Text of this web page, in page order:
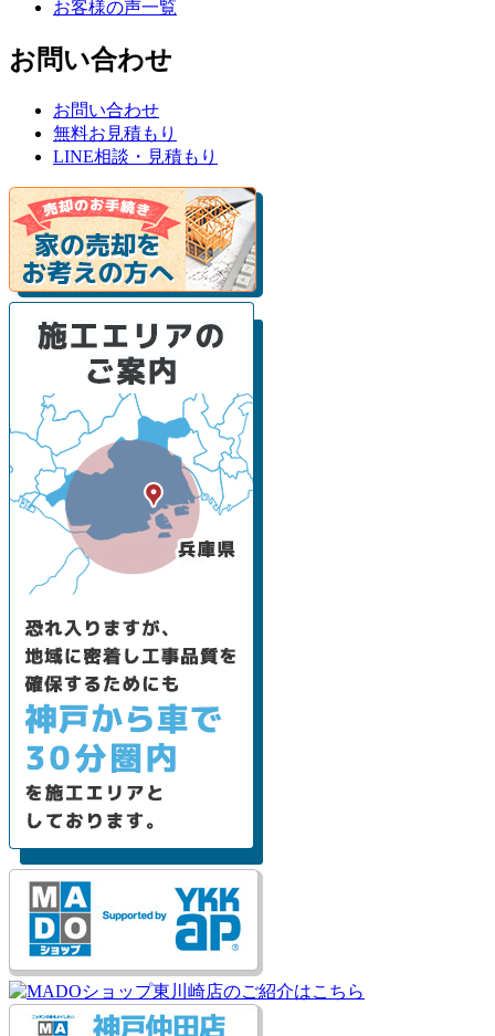
お客様の声一覧
お問い合わせ
お問い合わせ
無料お見積もり
LINE相談・見積もり